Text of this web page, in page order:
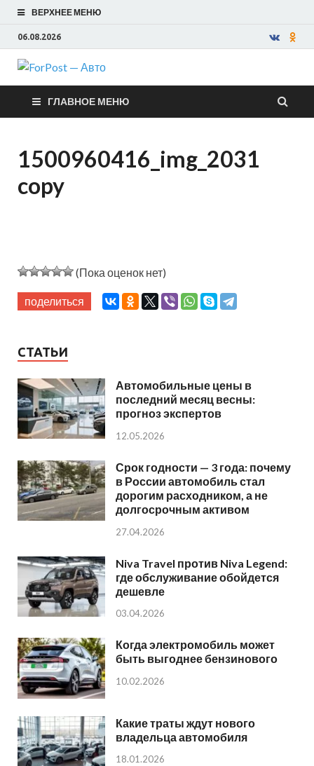
ВЕРХНЕЕ МЕНЮ
06.08.2026
ForPost —
Авто
ГЛАВНОЕ МЕНЮ
1500960416_img_2031
copy
(Пока оценок нет)
поделиться
СТАТЬИ
Автомобильные цены в
последний месяц весны:
прогноз экспертов
12.05.2026
Срок годности — 3 года: почему
в России автомобиль стал
дорогим расходником, а не
долгосрочным активом
27.04.2026
Niva Travel против Niva Legend:
где обслуживание обойдется
дешевле
03.04.2026
Когда электромобиль может
быть выгоднее бензинового
10.02.2026
Какие траты ждут нового
владельца автомобиля
18.01.2026